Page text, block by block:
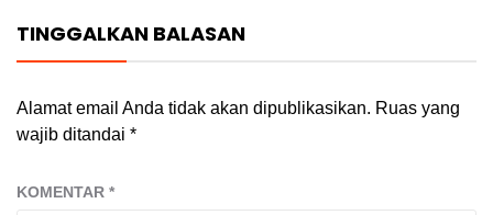
TINGGALKAN BALASAN
Alamat email Anda tidak akan dipublikasikan. Ruas yang
wajib ditandai *
KOMENTAR *